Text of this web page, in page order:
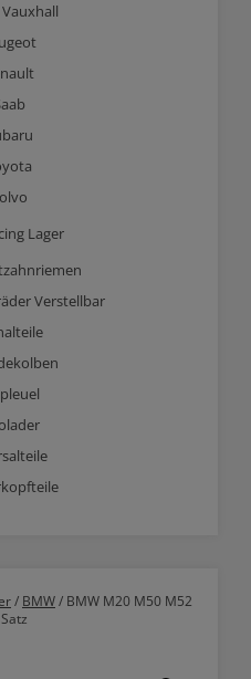
Lager
Verstellbar
/ BMW/ BMW M20 M50 M52